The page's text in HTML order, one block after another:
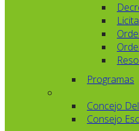
Programas
Concejo
Consejo